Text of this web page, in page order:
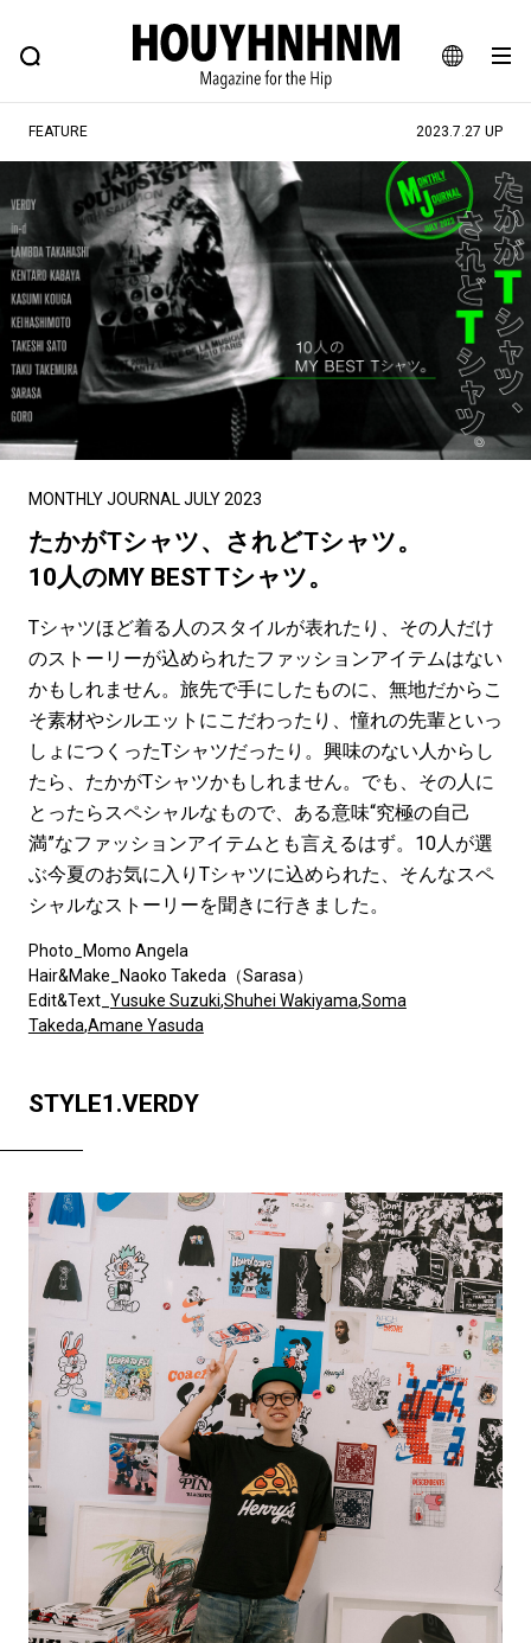
JA
EN
FEATURE BLOG SNAP
ヒップなファッション、カルチャー、ライフスタイルWEBマガジン
#注目のタグ
#SHOPPING ADDICT #憧れの逸品
#ESSENTIAL DESIGNS #古着サミット
#NEW VINTAGE #マイナーグッド図鑑
#路地裏てぃーん。 #MONTHLY JOURNAL
#フイナムのYouTube
#Commune H #FOCUS IT #AH.H
#ととけん #FASHION
#LIFESTYLE #SNEAKER #OUTDOOR
#SPORTS #HANDSOME HANDBOOK
FEATURE 2023.7.27 UP
MONTHLY JOURNAL JULY 2023
たかがTシャツ、されどTシャツ。
10人のMY BEST Tシャツ。
Tシャツほど着る人のスタイルが表れたり、その人だけ
のストーリーが込められたファッションアイテムはない
かもしれません。旅先で手にしたものに、無地だからこ
そ素材やシルエットにこだわったり、憧れの先輩といっ
しょにつくったTシャツだったり。興味のない人からし
たら、たかがTシャツかもしれません。でも、その人に
とったらスペシャルなもので、ある意味“究極の自己
満”なファッションアイテムとも言えるはず。10人が選
ぶ今夏のお気に入りTシャツに込められた、そんなスペ
シャルなストーリーを聞きに行きました。
Photo_Momo Angela
Hair&Make_Naoko Takeda（Sarasa）
Edit&Text_ Yusuke Suzuki,Shuhei Wakiyama,Soma
Takeda,Amane Yasuda
STYLE1.VERDY